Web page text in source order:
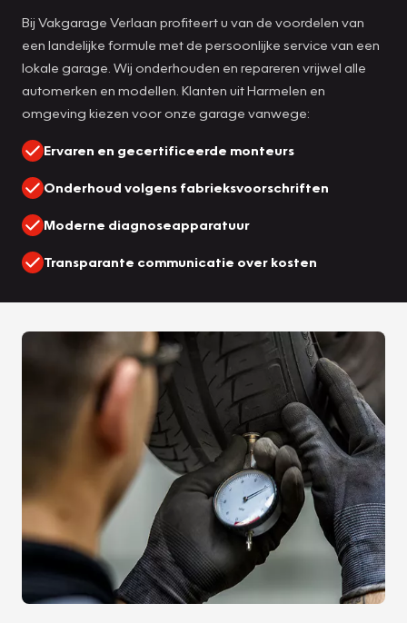
Bij Vakgarage Verlaan profiteert u van de voordelen van
een landelijke formule met de persoonlijke service van een
lokale garage. Wij onderhouden en repareren vrijwel alle
automerken en modellen. Klanten uit Harmelen en
omgeving kiezen voor onze garage vanwege:
Ervaren en gecertificeerde monteurs
Onderhoud volgens fabrieksvoorschriften
Moderne diagnoseapparatuur
Transparante communicatie over kosten